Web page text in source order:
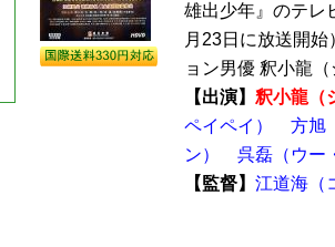
雄出少年』のテレ
月23日に放送開始
ョン男優 釈小龍
【出演】 釈小龍（
ペイペイ）
方旭
ン）
呉磊（ウー
【監督】 江道海（